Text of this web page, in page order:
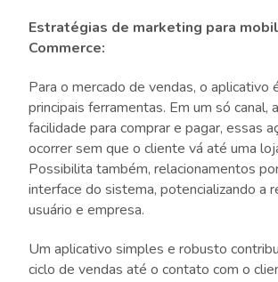
Estratégias de marketing para
Commerce:
Para o mercado de vendas, o aplicativo
principais ferramentas. Em um só canal,
facilidade para comprar e pagar, essas
ocorrer sem que o cliente vá até uma
Possibilita também, relacionamentos
interface do sistema, potencializando a
usuário e empresa.
Um aplicativo simples e robusto
ciclo de vendas até o contato com o